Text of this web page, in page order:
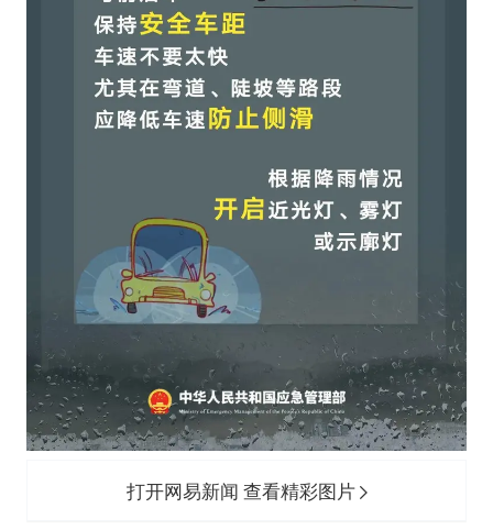
打开网易新闻 查看精彩图片